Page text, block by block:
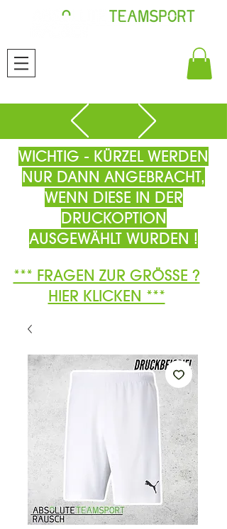
WICHTIG - KÜRZEL WERDEN
NUR DANN ANGEBRACHT,
WENN DIESE IN DER
DRUCKOPTION
AUSGEWÄHLT WURDEN !
*** FRAGEN ZUR GRÖSSE ?
HIER KLICKEN ***